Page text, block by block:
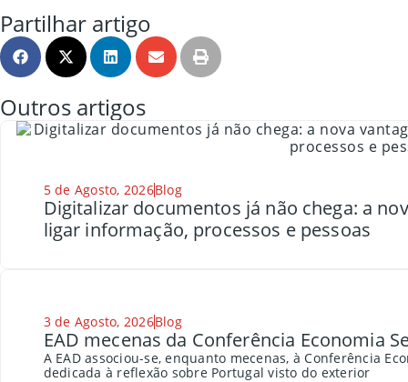
Partilhar artigo
Outros artigos
5 de Agosto, 2026Blog
Digitalizar documentos já não chega: a
ligar informação, processos e pessoas
3 de Agosto, 2026Blog
EAD mecenas da Conferência Economia
A EAD associou-se, enquanto mecenas, à Conferência
dedicada à reflexão sobre Portugal visto do exterior